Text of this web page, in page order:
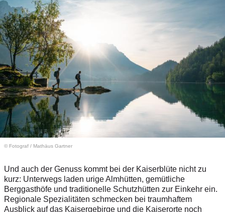
© Fotograf / Mathäus Gartner
Und auch der Genuss kommt bei der Kaiserblüte nicht zu
kurz: Unterwegs laden urige Almhütten, gemütliche
Berggasthöfe und traditionelle Schutzhütten zur Einkehr ein.
Regionale Spezialitäten schmecken bei traumhaftem
Ausblick auf das Kaisergebirge und die Kaiserorte noch